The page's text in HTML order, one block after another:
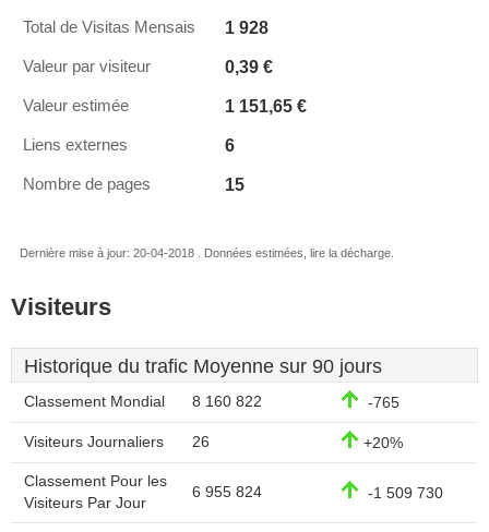
Total de Visitas Mensais 1 928
Valeur par visiteur 0,39 €
Valeur estimée 1 151,65 €
Liens externes 6
Nombre de pages 15
Dernière mise à jour: 20-04-2018 . Données estimées, lire la décharge.
Visiteurs
Historique du trafic Moyenne sur 90 jours
Classement Mondial 8 160 822 -765
Visiteurs Journaliers 26 +20%
Classement Pour les
Visiteurs Par Jour
6 955 824 -1 509 730